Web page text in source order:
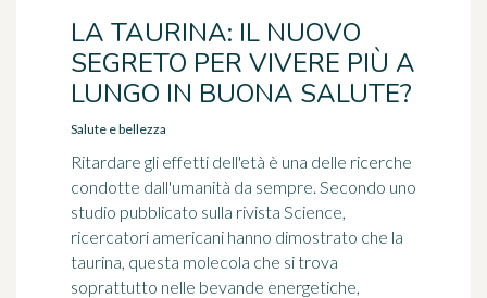
LA TAURINA: IL NUOVO
SEGRETO PER VIVERE PIÙ A
LUNGO IN BUONA SALUTE?
Salute e bellezza
Ritardare gli effetti dell'età è una delle ricerche
condotte dall'umanità da sempre. Secondo uno
studio pubblicato sulla rivista Science,
ricercatori americani hanno dimostrato che la
taurina, questa molecola che si trova
soprattutto nelle bevande energetiche,